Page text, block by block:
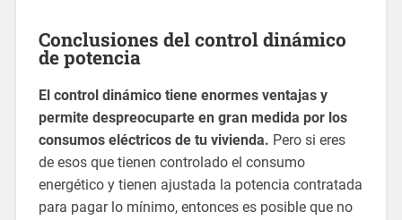
Conclusiones del control dinámico
de potencia
El control dinámico tiene enormes ventajas y
permite despreocuparte en gran medida por los
consumos eléctricos de tu vivienda. Pero si eres
de esos que tienen controlado el consumo
energético y tienen ajustada la potencia contratada
para pagar lo mínimo, entonces es posible que no